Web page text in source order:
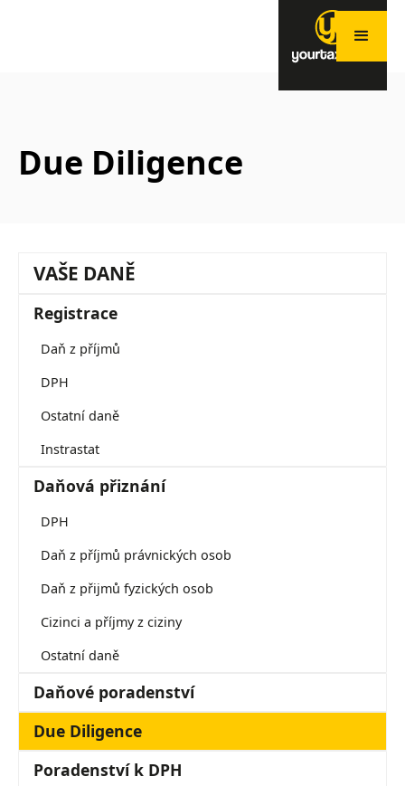
Due Diligence
VAŠE DANĚ
Registrace
Daň z příjmů
DPH
Ostatní daně
Instrastat
Daňová přiznání
DPH
Daň z příjmů právnických osob
Daň z přijmů fyzických osob
Cizinci a příjmy z ciziny
Ostatní daně
Daňové poradenství
Due Diligence
Poradenství k DPH